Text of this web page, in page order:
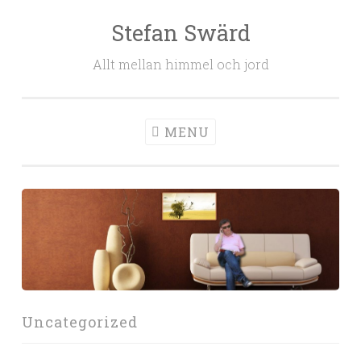
Stefan Swärd
Allt mellan himmel och jord
MENU
Uncategorized